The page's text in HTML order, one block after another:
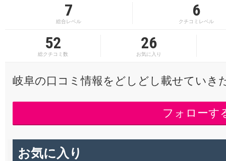
7
総合レベル
6
クチコミレベル
52
総クチコミ数
26
お気に入り
岐阜の口コミ情報をどしどし載せていき
フォローす
お気に入り